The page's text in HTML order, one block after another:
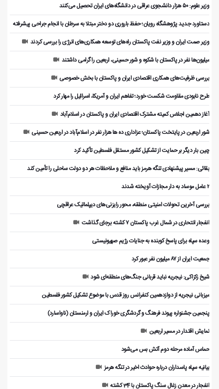
وزیر علوم: ۵۰ هزار دانشجوی عراقی در دانشگاه‌های ایران تحصیل می‌کنند
دستاورد جدید پژوهشگاه رویان؛ حفظ باروری دو دختر مبتلا به سرطان با انجام جراحی پیشرفته
وزیر صمت ایران و وزیر نفت پاکستان راه‌های توسعه همکاری‌های انرژی را بررسی کردند
میلیون‌ها نفر در پاکستان با شکوه و شور حسینی، اربعین را گرامی داشتند
بررسی ظرفیت‌های همکاری اقتصادی ایران و پاکستان با بخش خصوصی
طرح نابودی مقاومت شکست خورد؛ تفاهم ایران و آمریکا، اسرائیل را مهار کرد
آغاز دهمین اجلاس کمیته مشترک اقتصادی ایران و پاکستان در اسلام‌آباد
شور اربعین در پایتخت پاکستان؛ عزاداری ده ها هزار نفر در اسلام‌آباد در اربعین حسینی
چین بار دیگر بر حمایت از تشکیل کشور مستقل فلسطین تأکید کرد
بقائی: مسیر پیشنهادی تنگه هرمز باید منافع و ملاحظات هر دو دولت ساحلی را تأمین کند
۲ عامل موساد به دار مجازات آویخته شدند
بررسی آخرین تحولات امنیتی منطقه، محور رایزنی‌های دیپلماتیک عراقچی
انفجار انتحاری در شمال غرب پاکستان ۷ کشته برجای گذاشت
وعده سپاه برای پاسخ کوبنده به جنایات رژیم صهیونیستی
جمعیت ایران از ۸۷ میلیون نفر عبور کرد
شیخ زکزاکی: نیجریه نباید قربانی جنگ‌های منطقه‌ای شود
میزبانی نیجریه از دوازدهمین کنفرانس روز قدس با موضوع تشکیل کشور فلسطین
پنجمین جشنواره پیوند فرهنگ و گردشگر‌ی خوراک ایران و ارمنستان (ناواسارد)
نمایش اقتدار در مسیر اربعین
حماس آماده مرحله دوم آتش بس می‌شود
بیانیه سپاه پاسداران درباره حوادث اخیر در تنگه هرمز
انفجار در معدن زغال سنگ پاکستان با 34 کشته